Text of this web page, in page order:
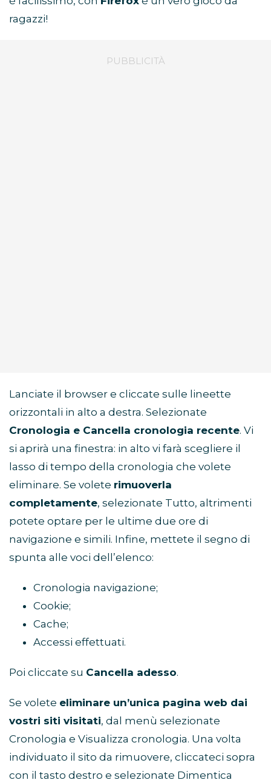
ragazzi!
Lanciate il browser e cliccate sulle lineette
orizzontali in alto a destra. Selezionate
Cronologia e Cancella cronologia recente. Vi
si aprirà una finestra: in alto vi farà scegliere il
lasso di tempo della cronologia che volete
eliminare. Se volete rimuoverla
completamente, selezionate Tutto, altrimenti
potete optare per le ultime due ore di
navigazione e simili. Infine, mettete il segno di
spunta alle voci dell’elenco:
Cronologia navigazione;
Cookie;
Cache;
Accessi effettuati.
Poi cliccate su Cancella adesso.
Se volete eliminare un’unica pagina web dai
vostri siti visitati, dal menù selezionate
Cronologia e Visualizza cronologia. Una volta
individuato il sito da rimuovere, cliccateci sopra
con il tasto destro e selezionate Dimentica